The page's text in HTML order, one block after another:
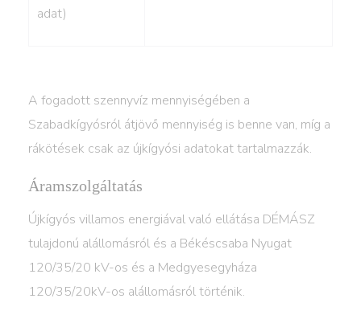
adat)
A fogadott szennyvíz mennyiségében a
Szabadkígyósról átjövő mennyiség is benne van, míg a
rákötések csak az újkígyósi adatokat tartalmazzák.
Áramszolgáltatás
Újkígyós villamos energiával való ellátása DÉMÁSZ
tulajdonú alállomásról és a Békéscsaba Nyugat
120/35/20 kV-os és a Medgyesegyháza
120/35/20kV-os alállomásról történik.